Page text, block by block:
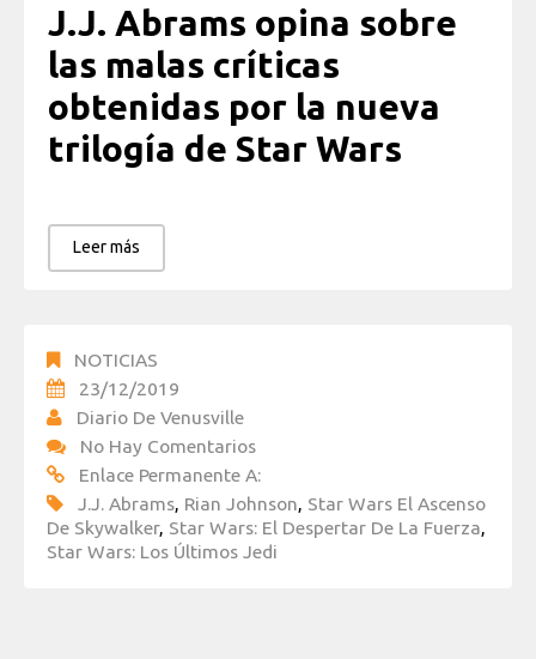
J.J. Abrams opina sobre
las malas críticas
obtenidas por la nueva
trilogía de Star Wars
Leer más
NOTICIAS
23/12/2019
Diario De Venusville
No Hay Comentarios
Enlace Permanente A:
J.J. Abrams, Rian Johnson, Star Wars El Ascenso
De Skywalker, Star Wars: El Despertar De La Fuerza,
Star Wars: Los Últimos Jedi